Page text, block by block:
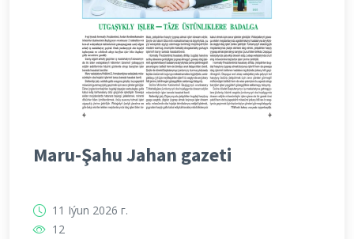
Maru-Şahu Jahan gazeti
11 Iýun 2026 г.
12